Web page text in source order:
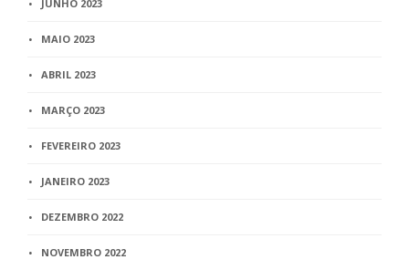
JUNHO 2023
MAIO 2023
ABRIL 2023
MARÇO 2023
FEVEREIRO 2023
JANEIRO 2023
DEZEMBRO 2022
NOVEMBRO 2022